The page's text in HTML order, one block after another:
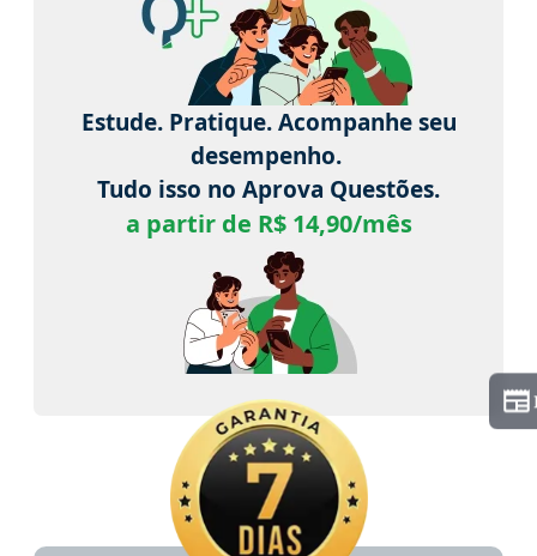
Estude. Pratique. Acompanhe seu
desempenho.
Tudo isso no Aprova Questões.
a partir de R$ 14,90/mês